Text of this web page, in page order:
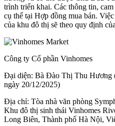
trình triển khai. Các thông tin,
cụ thể tại Hợp đồng mua bán.
của khu đô thị sẽ theo quy định
Công ty Cổ phần Vinhomes
Đại diện: Bà Đào Thị Thu Hương
ngày 20/12/2025)
Địa chỉ: Tòa nhà văn phòng
Khu đô thị sinh thái Vinhomes
Long Biên, Thành phố Hà Nội,